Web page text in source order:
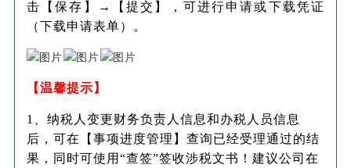
击【保存】→【提交】，可进行申请或下载凭证
（下载申请表单）。
【温馨提示】
1、纳税人变更财务负责人信息和办税人员信息
后，可在【事项进度管理】查询已经受理通过的结
果，同时可使用“查签”签收涉税文书！建议公司在